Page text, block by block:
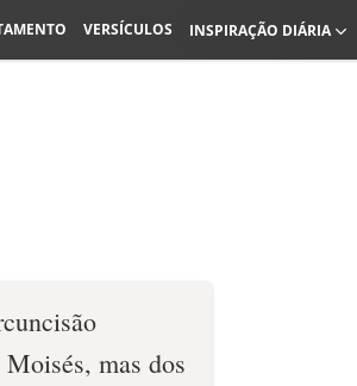
VERSÍCULOS INSPIRAÇÃO DIÁRIA
mas dos